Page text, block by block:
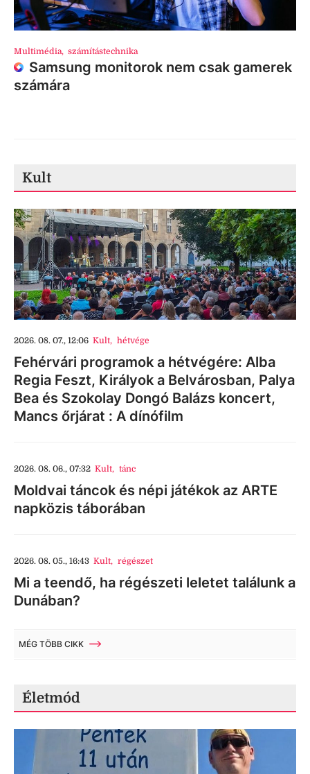
Multimédia, számítástechnika
Samsung monitorok nem csak gamerek
számára
Kult
2026. 08. 07., 12:06 Kult, hétvége
Fehérvári programok a hétvégére: Alba
Regia Feszt, Királyok a Belvárosban, Palya
Bea és Szokolay Dongó Balázs koncert,
Mancs őrjárat : A dínófilm
2026. 08. 06., 07:32 Kult, tánc
Moldvai táncok és népi játékok az ARTE
napközis táborában
2026. 08. 05., 16:43 Kult, régészet
Mi a teendő, ha régészeti leletet találunk a
Dunában?
MÉG TÖBB CIKK
Életmód